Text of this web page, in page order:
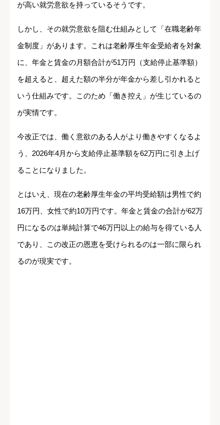
が高い就労意欲を持っているそうです。
しかし、その就労意欲を阻む仕組みとして「在職老齢年
金制度」があります。これは老齢厚生年金受給者を対象
に、年金と賃金の月額合計が51万円（支給停止基準額）
を超えると、超えた額の半分が年金から差し引かれると
いう仕組みです。このため「働き控え」が生じているの
が実情です。
今改正では、働く意欲のある人がより働きやすくなるよ
う、2026年4月から支給停止基準額を62万円に引き上げ
ることになりました。
とはいえ、現在の老齢厚生年金の平均受給額は男性で約
16万円、女性で約10万円です。年金と賃金の合計が62万
円になるのは単純計算で46万円以上の給与を得ている人
であり、この改正の恩恵を受けられるのは一部に限られ
るのが現実です。